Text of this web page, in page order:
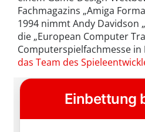
Fachmagazins „Amiga
1994 nimmt Andy Davidson
die „European Computer
Computerspielfachmesse in
das Team des